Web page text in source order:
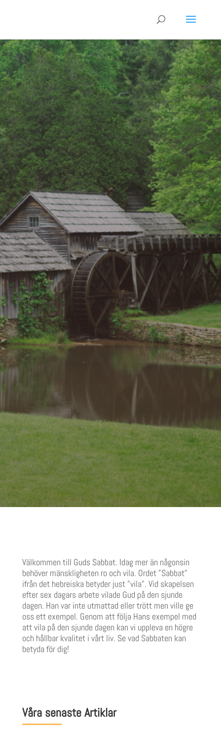
Guds
Sabbat
1. Varför är detta viktigt för dig?
2. Vad är Sabbaten?
3. Spelar det någon roll vilken dag vi firar
Sabbaten på?
4. Varifrån kommer helighållandet av söndagen som
vilodag?
5. Sabbatens profetiska betydelse
Välkommen till Guds Sabbat. Idag mer än någonsin
behöver mänskligheten ro och vila. Ordet ”Sabbat”
ifrån det hebreiska betyder just ”vila”. Vid skapelsen
efter sex dagars arbete vilade Gud på den sjunde
dagen. Han var inte utmattad eller trött men ville ge
oss ett exempel. Genom att följa Hans exempel med
att vila på den sjunde dagen kan vi uppleva en högre
och hållbar kvalitet i vårt liv. Se vad Sabbaten kan
betyda för dig!
Våra senaste Artiklar